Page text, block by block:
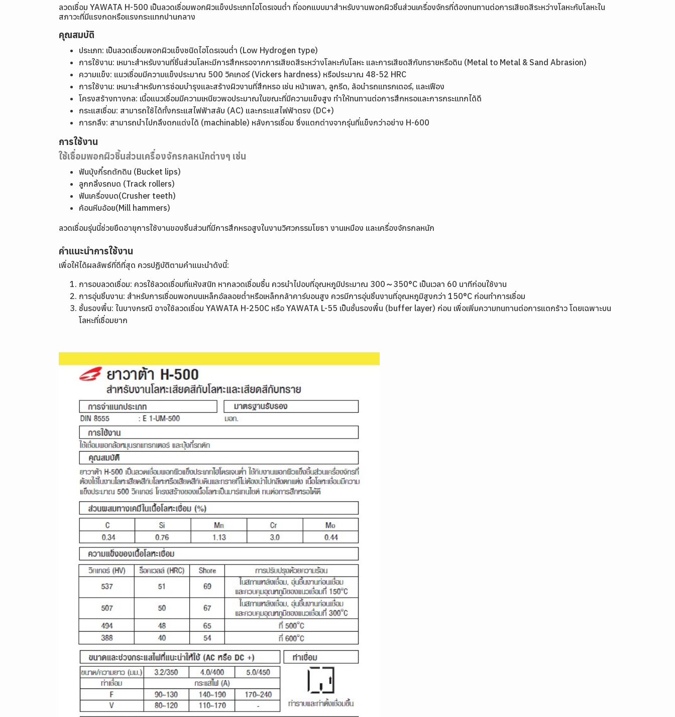
ลวดเชื่อม YAWATA H-500 เป็นลวดเชื่อมพอกผิวแข็งประเภทไฮโดรเจนต่ำ ที่ออกแบบมาสำหรับงานพอกผิวชิ้นส่วนเครื่องจักรที่ต้องทนทานต่อการเสียดสีระหว่างโลหะกับโลหะใน
สภาวะที่มีแรงกดหรือแรงกระแทกปานกลาง
คุณสมบัติ
ประเภท: เป็นลวดเชื่อมพอกผิวแข็งชนิดไฮโดรเจนต่ำ (Low Hydrogen type)
การใช้งาน: เหมาะสำหรับงานที่ชิ้นส่วนโลหะมีการสึกหรอจากการเสียดสีระหว่างโลหะกับโลหะ และการเสียดสีกับทรายหรือดิน (Metal to Metal & Sand Abrasion)
ความแข็ง: แนวเชื่อมมีความแข็งประมาณ 500 วิคเกอร์ (Vickers hardness) หรือประมาณ 48-52 HRC
การใช้งาน: เหมาะสำหรับการซ่อมบำรุงและสร้างผิวงานที่สึกหรอ เช่น หน้าเพลา, ลูกรีด, ล้อนำรถแทรกเตอร์, และเฟือง
โครงสร้างทางกล: เนื้อแนวเชื่อมมีความเหนียวพอประมาณในขณะที่มีความแข็งสูง ทำให้ทนทานต่อการสึกหรอและการกระแทกได้ดี
กระแสเชื่อม: สามารถใช้ได้ทั้งกระแสไฟฟ้าสลับ (AC) และกระแสไฟฟ้าตรง (DC+)
การกลึง: สามารถนำไปกลึงตกแต่งได้ (machinable) หลังการเชื่อม ซึ่งแตกต่างจากรุ่นที่แข็งกว่าอย่าง H-600
การใช้งาน
ใช้เชื่อมพอกผิวชิ้นส่วนเครื่องจักรกลหนักต่างๆ เช่น
ฟันบุ้งกี๋รถตักดิน (Bucket lips)
ลูกกลิ้งรถบด (Track rollers)
ฟันเครื่องบด(Crusher teeth)
ค้อนหีบอ้อย(Mill hammers)
ลวดเชื่อมรุ่นนี้ช่วยยืดอายุการใช้งานของชิ้นส่วนที่มีการสึกหรอสูงในงานวิศวกรรมโยธา งานเหมือง และเครื่องจักรกลหนัก
คำแนะนำการใช้งาน
เพื่อให้ได้ผลลัพธ์ที่ดีที่สุด ควรปฏิบัติตามคำแนะนำดังนี้:
การอบลวดเชื่อม: ควรใช้ลวดเชื่อมที่แห้งสนิท หากลวดเชื่อมชื้น ควรนำไปอบที่อุณหภูมิประมาณ 300～350°C เป็นเวลา 60 นาทีก่อนใช้งาน
การอุ่นชิ้นงาน: สำหรับการเชื่อมพอกบนเหล็กอัลลอยต่ำหรือเหล็กกล้าคาร์บอนสูง ควรมีการอุ่นชิ้นงานที่อุณหภูมิสูงกว่า 150°C ก่อนทำการเชื่อม
ชั้นรองพื้น: ในบางกรณี อาจใช้ลวดเชื่อม YAWATA H-250C หรือ YAWATA L-55 เป็นชั้นรองพื้น (buffer layer) ก่อน เพื่อเพิ่มความทนทานต่อการแตกร้าว โดยเฉพาะบน
โลหะที่เชื่อมยาก